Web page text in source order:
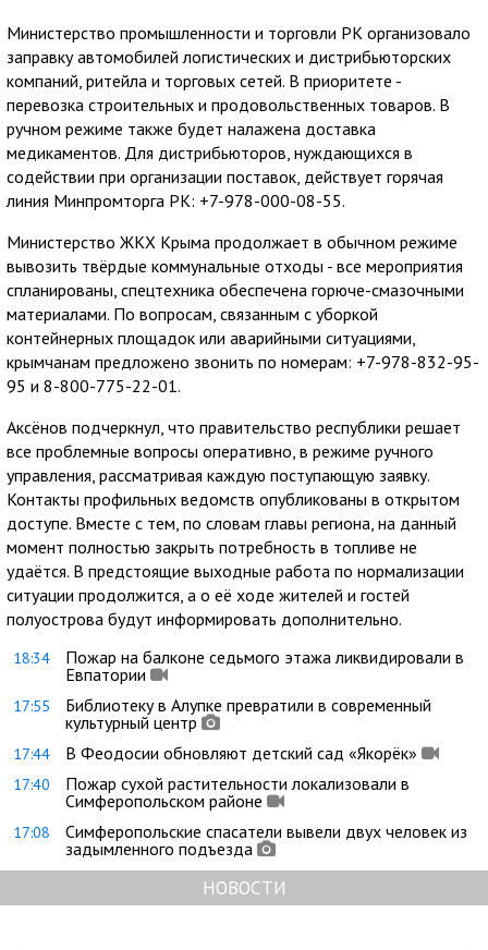
Министерство промышленности и торговли РК организовало
заправку автомобилей логистических и дистрибьюторских
компаний, ритейла и торговых сетей. В приоритете -
перевозка строительных и продовольственных товаров. В
ручном режиме также будет налажена доставка
медикаментов. Для дистрибьюторов, нуждающихся в
содействии при организации поставок, действует горячая
линия Минпромторга РК: +7-978-000-08-55.
Министерство ЖКХ Крыма продолжает в обычном режиме
вывозить твёрдые коммунальные отходы - все мероприятия
спланированы, спецтехника обеспечена горюче-смазочными
материалами. По вопросам, связанным с уборкой
контейнерных площадок или аварийными ситуациями,
крымчанам предложено звонить по номерам: +7-978-832-95-
95 и 8-800-775-22-01.
Аксёнов подчеркнул, что правительство республики решает
все проблемные вопросы оперативно, в режиме ручного
управления, рассматривая каждую поступающую заявку.
Контакты профильных ведомств опубликованы в открытом
доступе. Вместе с тем, по словам главы региона, на данный
момент полностью закрыть потребность в топливе не
удаётся. В предстоящие выходные работа по нормализации
ситуации продолжится, а о её ходе жителей и гостей
полуострова будут информировать дополнительно.
18:34
Пожар на балконе седьмого этажа ликвидировали в
Евпатории
17:55
Библиотеку в Алупке превратили в современный
культурный центр
17:44 В Феодосии обновляют детский сад «Якорёк»
17:40
Пожар сухой растительности локализовали в
Симферопольском районе
17:08
Симферопольские спасатели вывели двух человек из
задымленного подъезда
НОВОСТИ